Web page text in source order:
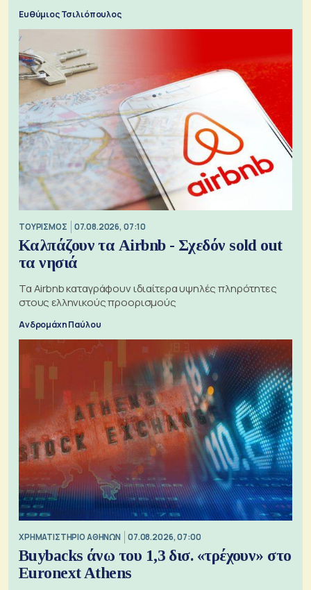
Ευθύμιος Τσιλιόπουλος
ΤΟΥΡΙΣΜΟΣ 07.08.2026, 07:10
Καλπάζουν τα Airbnb - Σχεδόν sold out
τα νησιά
Τα Airbnb καταγράφουν ιδιαίτερα υψηλές πληρότητες
στους ελληνικούς προορισμούς
Ανδρομάχη Παύλου
XΡΗΜΑΤΙΣΤΗΡΙΟ ΑΘΗΝΩΝ 07.08.2026, 07:00
Buybacks άνω του 1,3 δισ. «τρέχουν» στο
Euronext Athens